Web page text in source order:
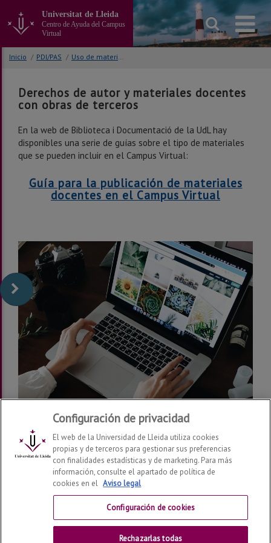
contenido
Universitat de Lleida
Centro de Ayuda del Campus
Virtual
Inicio / PDI/PAS / Uso de materiales de terceros
Derechos de autor y materiales docentes
con obras de terceros
En la web de Biblioteca i Documentació de la UdL hay
disponibles una serie de guías sobre el tipo de materiales
que se pueden incluir en el Campus Virtual:
Guía para la publicación de materiales
docentes en el Campus Virtual
Centro de Ayuda del Campus Virtual
Contactar
Configuración de privacidad
El web de la Universidad de Lleida utiliza cookies
propias y de terceros para gestionar sus preferencias
con finalidades estadísticas y de marketing. Para más
información, consulte el apartado de política de
cookies en el Aviso legal
Configuración de cookies
Rechazarlas todas